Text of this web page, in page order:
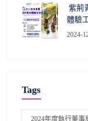
紫荊
體驗
2024-
Tags
2024年度執行董事